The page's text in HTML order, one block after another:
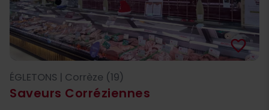
Saveurs Corréziennes
favorite_border
ÉGLETONS | Corrèze (19)